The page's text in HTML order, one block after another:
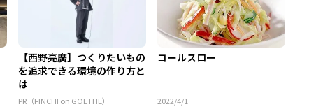
【西野亮廣】つくりたいもの
を追求できる環境の作り方と
は
PR（FINCHI on GOETHE）
コールスロー
2022/4/1